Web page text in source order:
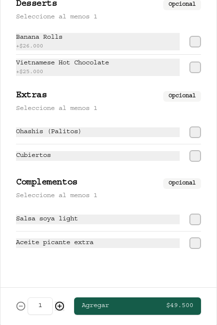
té jazmín, mandarina y limón.
Desserts Opcional
Seleccione al menos 1
Banana Rolls
+$26.000
Vietnamese Hot Chocolate
+$25.000
Extras Opcional
Seleccione al menos 1
Ohashis (Palitos)
Cubiertos
Complementos Opcional
Seleccione al menos 1
Salsa soya light
Aceite picante extra
Agregar $49.500